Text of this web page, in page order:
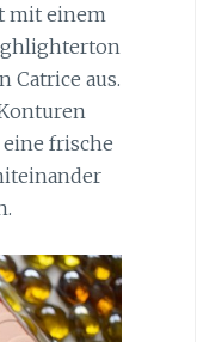
mit einem
Catrice aus.
frische